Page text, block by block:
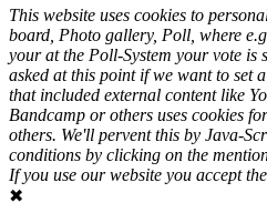
This website uses cookies to
board, Photo gallery, Poll, where
your at the Poll-System your vote is
asked at this point if we want to set
that included external content like
Bandcamp or others uses cookies
others. We'll pervent this by Java-
conditions by clicking on the
If you use our website you accept
✖